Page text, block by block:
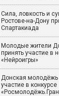
Сила, ловкость и
Ростове-на-Дону
Спартакиада
Молодые жители
принять участие в
«Нейроигры»
Донская молодёжь
участие в конкурсе